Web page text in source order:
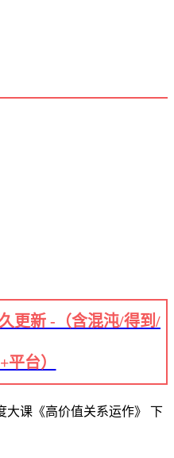
更新 -（含混沌/得到/
平台）
大课《高价值关系运作》 下